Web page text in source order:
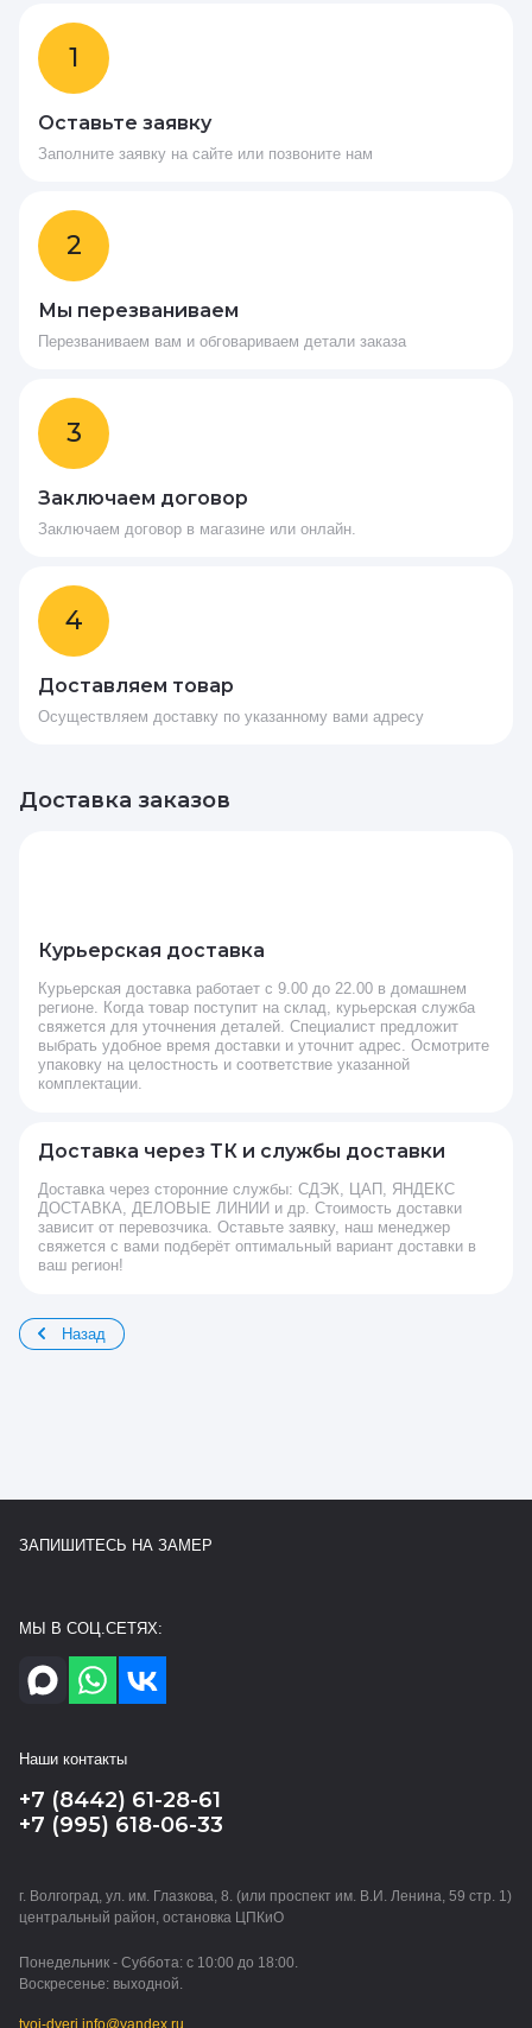
1
Оставьте заявку
Заполните заявку на сайте или позвоните нам
2
Мы перезваниваем
Перезваниваем вам и обговариваем детали заказа
3
Заключаем договор
Заключаем договор в магазине или онлайн.
4
Доставляем товар
Осуществляем доставку по указанному вами адресу
Доставка заказов
Курьерская доставка
Курьерская доставка работает с 9.00 до 22.00 в домашнем
регионе. Когда товар поступит на склад, курьерская служба
свяжется для уточнения деталей. Специалист предложит
выбрать удобное время доставки и уточнит адрес. Осмотрите
упаковку на целостность и соответствие указанной
комплектации.
Доставка через ТК и службы доставки
Доставка через сторонние службы: СДЭК, ЦАП, ЯНДЕКС
ДОСТАВКА, ДЕЛОВЫЕ ЛИНИИ и др. Стоимость доставки
зависит от перевозчика. Оставьте заявку, наш менеджер
свяжется с вами подберёт оптимальный вариант доставки в
ваш регион!
Назад
ЗАПИШИТЕСЬ НА ЗАМЕР
МЫ В СОЦ.СЕТЯХ:
Наши контакты
+7 (8442) 61-28-61
+7 (995) 618-06-33
г. Волгоград, ул. им. Глазкова, 8. (или проспект им. В.И. Ленина, 59 стр. 1)
центральный район, остановка ЦПКиО
Понедельник - Суббота: с 10:00 до 18:00.
Воскресенье: выходной.
tvoi-dveri.info@yandex.ru